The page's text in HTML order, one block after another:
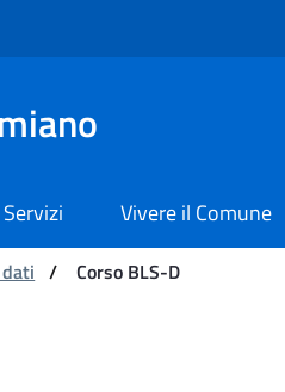
Servizi Vivere il Comune
/ Corso BLS-D
di